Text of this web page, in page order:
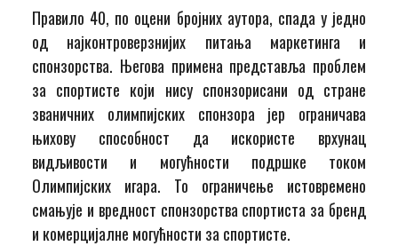
Правило 40, по оцени бројних аутора, спада у једно
од најконтроверзнијих питања маркетинга и
спонзорства. Његова примена представља проблем
за спортисте који нису спонзорисани од стране
званичних олимпијских спонзора јер ограничава
њихову способност да искористе врхунац
видљивости и могућности подршке током
Олимпијских игара. То ограничење истовремено
смањује и вредност спонзорства спортиста за бренд
и комерцијалне могућности за спортисте.